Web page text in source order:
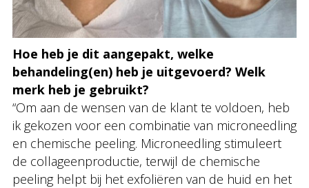
Hoe heb je dit aangepakt, welke
behandeling(en) heb je uitgevoerd? Welk
merk heb je gebruikt?
“Om aan de wensen van de klant te voldoen, heb
ik gekozen voor een combinatie van microneedling
en chemische peeling. Microneedling stimuleert
de collageenproductie, terwijl de chemische
peeling helpt bij het exfoliëren van de huid en het